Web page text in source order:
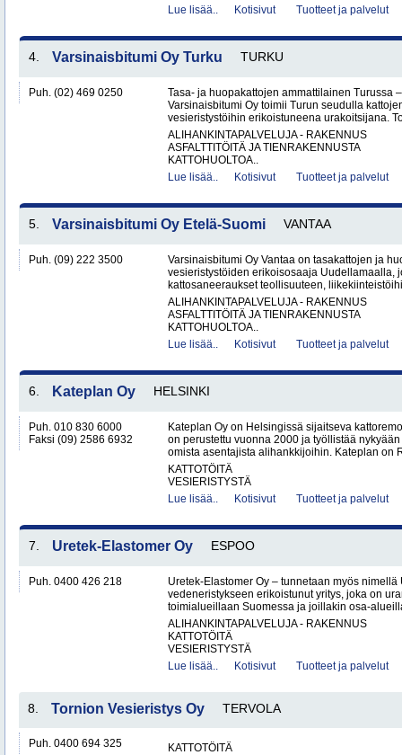
Lue lisää..
Kotisivut Tuotteet ja palvelut
4. Varsinaisbitumi Oy Turku TURKU
Puh. (02) 469 0250
Tasa- ja huopakattojen ammattilainen Turussa
Varsinaisbitumi Oy toimii Turun seudulla
vesieristystöihin erikoistuneena urakoitsijana.
ALIHANKINTAPALVELUJA - RAKENNUS
ASFALTTITÖITÄ JA TIENRAKENNUSTA
KATTOHUOLTOA..
Lue lisää..
Kotisivut Tuotteet ja palvelut
5. Varsinaisbitumi Oy Etelä-Suomi VANTAA
Puh. (09) 222 3500
Varsinaisbitumi Oy Vantaa on tasakattojen ja
vesieristystöiden erikoisosaaja Uudellamaalla,
kattosaneeraukset teollisuuteen,
ALIHANKINTAPALVELUJA - RAKENNUS
ASFALTTITÖITÄ JA TIENRAKENNUSTA
KATTOHUOLTOA..
Lue lisää..
Kotisivut Tuotteet ja palvelut
6. Kateplan Oy HELSINKI
Puh. 010 830 6000
Faksi (09) 2586 6932
Kateplan Oy on Helsingissä sijaitseva
on perustettu vuonna 2000 ja työllistää
omista asentajista alihankkijoihin. Kateplan on
KATTOTÖITÄ
VESIERISTYSTÄ
Lue lisää..
Kotisivut Tuotteet ja palvelut
7. Uretek-Elastomer Oy ESPOO
Puh. 0400 426 218
Uretek-Elastomer Oy – tunnetaan myös
vedeneristykseen erikoistunut yritys, joka on
toimialueillaan Suomessa ja joillakin osa-
ALIHANKINTAPALVELUJA - RAKENNUS
KATTOTÖITÄ
VESIERISTYSTÄ
Lue lisää..
Kotisivut Tuotteet ja palvelut
8. Tornion Vesieristys Oy TERVOLA
Puh. 0400 694 325
KATTOTÖITÄ